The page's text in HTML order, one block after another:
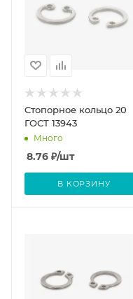
Стопорное кольцо 20
ГОСТ 13943
Много
8.76 ₽/шт
В КОРЗИНУ